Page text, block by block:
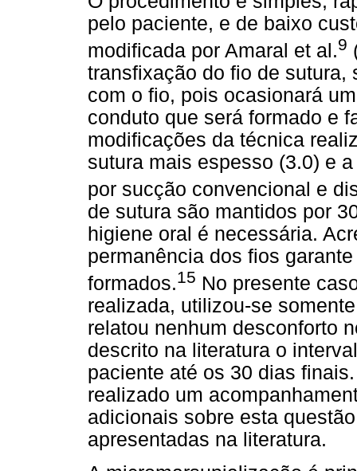
pelo paciente, e de baixo
modificada por Amaral et al.9
transfixação do fio de
com o fio, pois ocasionará
conduto que será formado e
modificações da técnica
sutura mais espesso (3.0) e
por sucção convencional e
de sutura são mantidos por
higiene oral é necessária.
permanência dos fios
formados.15 No presente
realizada, utilizou-se
relatou nenhum desconforto
descrito na literatura o
paciente até os 30 dias
realizado um
adicionais sobre esta
apresentadas na literatura.